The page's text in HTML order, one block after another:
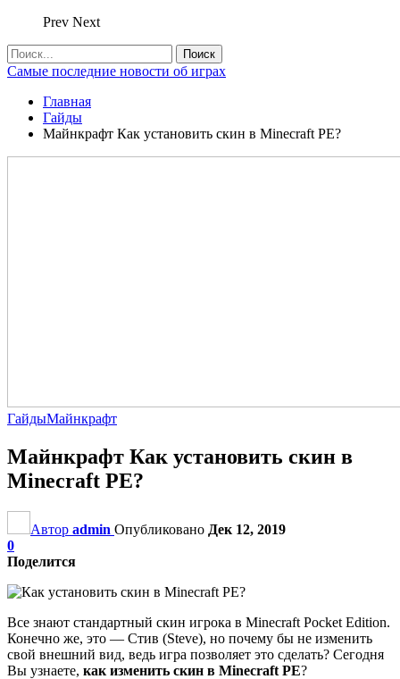
Prev Next
Самые последние новости об играх
Главная
Гайды
Майнкрафт Как установить скин в Minecraft PE?
ГайдыМайнкрафт
Майнкрафт Как установить скин в
Minecraft PE?
Автор admin Опубликовано Дек 12, 2019
0
Поделится
Все знают стандартный скин игрока в Minecraft Pocket Edition.
Конечно же, это — Стив (Steve), но почему бы не изменить
свой внешний вид, ведь игра позволяет это сделать? Сегодня
Вы узнаете, как изменить скин в Minecraft PE?